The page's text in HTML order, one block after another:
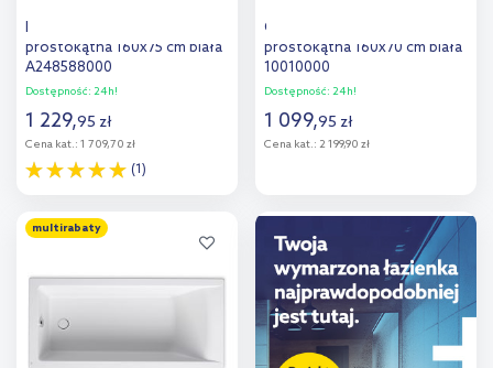
Roca Savai wanna
prostokątna 160x75 cm biała
A248588000
Dostępność: 24h!
1 229,95 zł
Cena kat.: 1 709,70 zł
(1)
Dodaj do
porównania
Oltens Lykke wanna
prostokątna 160x70 cm biała
10010000
Dostępność: 24h!
1 099,95 zł
Cena kat.: 2 199,90 zł
Dodaj do
porównania
multirabaty